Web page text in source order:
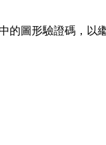
的圖形驗證碼，以